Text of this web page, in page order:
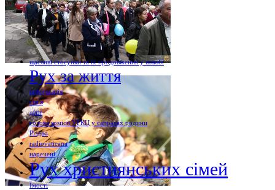
щасливі стосунки та їх продовження у шлюбі
Рух за життя
інформація
сім'я
діти
голова комісії УГКЦ у саправах родини
Різдво
radiovaticana
наречені
Рух християнських сімей
Їмості